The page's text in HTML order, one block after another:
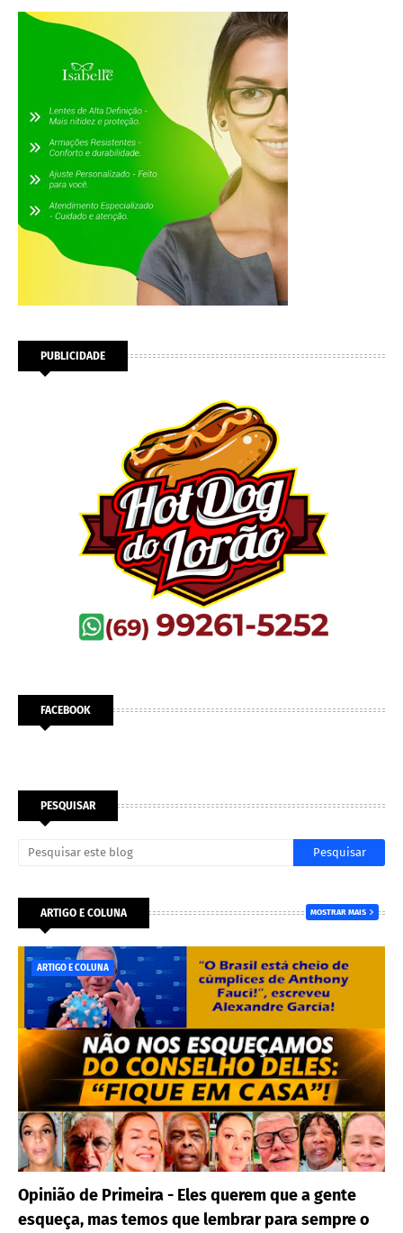
PUBLICIDADE
FACEBOOK
PESQUISAR
ARTIGO E COLUNA MOSTRAR MAIS
ARTIGO E COLUNA
Opinião de Primeira - Eles querem que a gente
esqueça, mas temos que lembrar para sempre o